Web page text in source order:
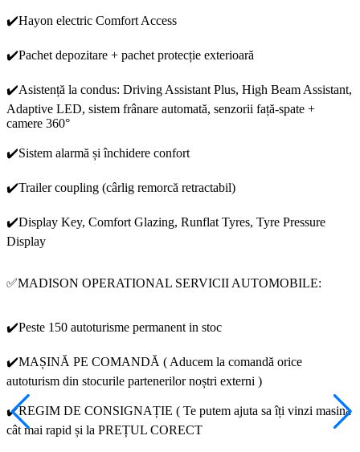
✔️Hayon electric Comfort Access
✔️Pachet depozitare + pachet protecție exterioară
✔️Asistență la condus: Driving Assistant Plus, High Beam Assistant,
Adaptive LED, sistem frânare automată, senzorii față-spate +
camere 360°
✔️Sistem alarmă și închidere confort
✔️Trailer coupling (cârlig remorcă retractabil)
✔️Display Key, Comfort Glazing, Runflat Tyres, Tyre Pressure
Display
✅MADISON OPERATIONAL SERVICII AUTOMOBILE:
✔️Peste 150 autoturisme permanent in stoc
✔️MAȘINĂ PE COMANDĂ ( Aducem la comandă orice
autoturism din stocurile partenerilor noștri externi )
✔️REGIM DE CONSIGNAȚIE ( Te putem ajuta sa îți vinzi masina
cât mai rapid și la PREȚUL CORECT